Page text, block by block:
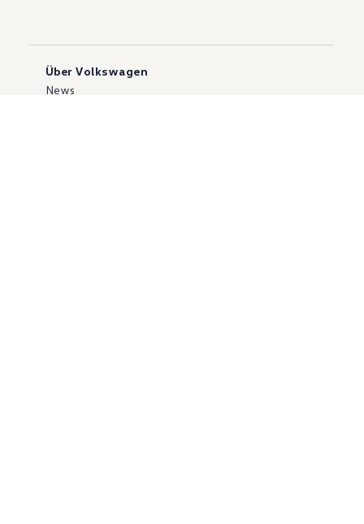
Über Volkswagen
News